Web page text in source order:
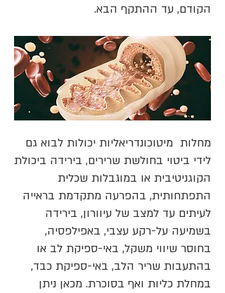
הקודם, עד ההתקף הבא.
מחלות מיטוכונדריאליות יכולות לבוא גם
לידי ביטוי בחולשת שרירים, בירידה ביכולת
הקוגניטיבית או במוגבלות שכלית
התפתחותית, בהפרעה מתקדמת בראייה
לעיתים עד למצב של עיוורון, בירידה
בשמיעה על-רקע עצבי, באפילפסיה,
בחוסר שיווי משקל, באי-ספיקת לב או
בהתעבות שריר הלב, באי-ספיקת כבד,
במחלת כליות ואף בסוכרת. מכאן ניתן